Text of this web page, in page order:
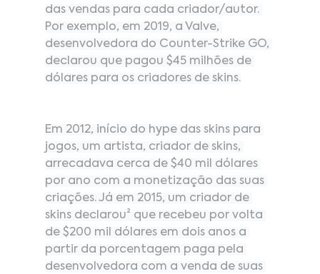
das vendas para cada criador/autor.
Por exemplo, em 2019, a Valve,
desenvolvedora do Counter-Strike GO,
declarou que pagou $45 milhões de
dólares para os criadores de skins.
Em 2012, início do hype das skins para
jogos, um artista, criador de skins,
arrecadava cerca de $40 mil dólares
por ano com a monetização das suas
criações. Já em 2015, um criador de
skins declarou² que recebeu por volta
de $200 mil dólares em dois anos a
partir da porcentagem paga pela
desenvolvedora com a venda de suas